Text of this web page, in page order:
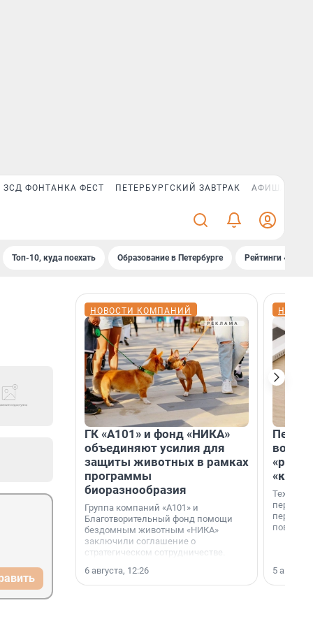
ЗСД ФОНТАНКА ФЕСТ ПЕТЕРБУРГСКИЙ ЗАВТРАК АФИША PLUS
Топ-10, куда поехать Образование в Петербурге Рейтинги
НОВОСТИ КОМПАНИЙ
ГК «А101» и фонд «НИКА»
объединяют усилия для
защиты животных в рамках
программы
биоразнообразия
Группа компаний «А101» и
Благотворительный фонд помощи
бездомным животным «НИКА»
заключили соглашение о
стратегическом сотрудничестве.
6 августа, 12:26
5